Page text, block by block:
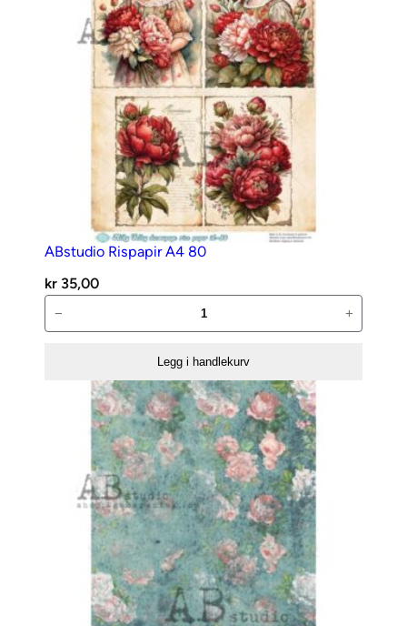
ABstudio Rispapir A4 80
kr 35,00
Rispapir
− +
Legg i handlekurv